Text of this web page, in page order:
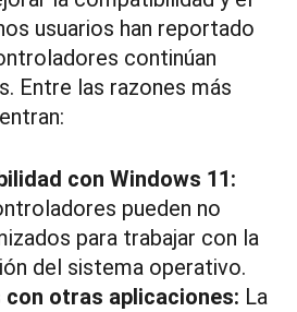
usuarios han reportado
continúan
Entre las razones más
con Windows 11:
pueden no
para trabajar con la
del sistema operativo.
otras aplicaciones: La